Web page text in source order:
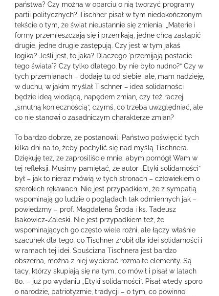
państwa? Czy można w oparciu o nią tworzyć programy
partii politycznych? Tischner pisał w tym niedokończonym
tekście o tym, że świat nieustannie się zmienia. „Materie i
formy przemieszczają się i przenikają, jedne chcą zastąpić
drugie, jedne drugie zastępują. Czy jest w tym jakaś
logika? Jeśli jest, to jaka? Dlaczego `przemijają postacie
tego świata`? Czy tylko dlatego, by nie było nudno?” Czy w
tych przemianach – dodaję tu od siebie, ale, mam nadzieję,
w duchu, w jakim myślał Tischner – idea solidarności
będzie ideą wiodącą, napędem zmian, czy też raczej
„smutną koniecznością”, czymś, co trzeba uwzględniać, ale
co nie stanowi o zasadniczym charakterze zmian?
To bardzo dobrze, że postanowili Państwo poświęcić tych
kilka dni na to, żeby pochylić się nad myślą Tischnera.
Dziękuję też, że zaprosiliście mnie, abym pomógł Wam w
tej refleksji. Musimy pamiętać, że autor „Etyki solidarności”
był – jak to nieraz mówią w tych stronach – człowiekiem o
szerokich rękawach. Nie jest przypadkiem, że z sympatią
wspominają go ludzie o poglądach tak odmiennych jak –
powiedzmy – prof. Magdalena Środa i ks. Tadeusz
Isakowicz-Zaleski. Nie jest przypadkiem też, że
wspominających go często wiele rożni, ale łączy właśnie
szacunek dla tego, co Tischner zrobił dla idei solidarności i
w ramach tej idei. Spuścizna Tischnera jest bardzo
obszerna, można z niej wybierać rozmaite elementy. Są
tacy, którzy skupiają się na tym, co mówił i pisał w latach
80. – już po wydaniu „Etyki solidarności”. Pisał wtedy sporo
o narodzie, patriotyzmie, tradycji – o tym, co powinno